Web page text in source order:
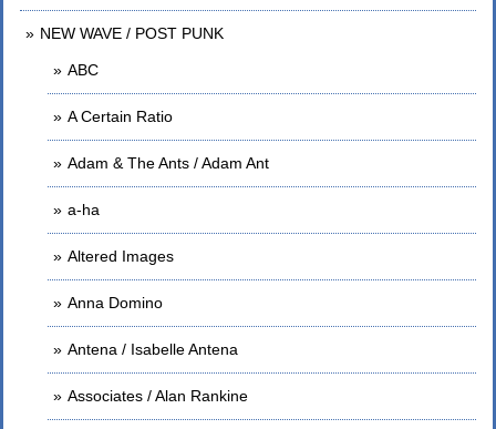
NEW WAVE / POST PUNK
ABC
A Certain Ratio
Adam & The Ants / Adam Ant
a-ha
Altered Images
Anna Domino
Antena / Isabelle Antena
Associates / Alan Rankine